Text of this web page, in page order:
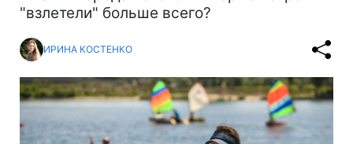
"взлетели" больше всего?
ИРИНА КОСТЕНКО